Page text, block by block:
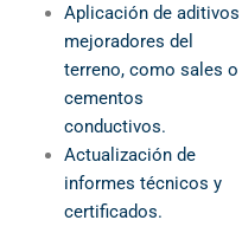
Aplicación de aditivos
mejoradores del
terreno, como sales o
cementos
conductivos.
Actualización de
informes técnicos y
certificados.